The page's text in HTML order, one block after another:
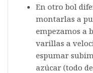
En otro bol
montarlas a
empezamos a
varillas a
espumar
azúcar (todo